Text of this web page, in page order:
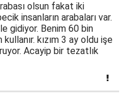
olsun fakat iki
insanların arabaları var.
gidiyor. Benim 60 bin
kızım 3 ay oldu işe
Acayip bir tezatlık